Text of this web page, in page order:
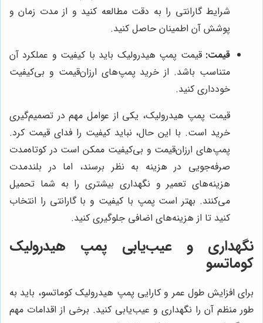
شرایط گارانتی را به دقت مطالعه کنید و از مدت زمان و
پوشش آن اطمینان حاصل کنید.
قیمت: قیمت پمپ هیدرولیک باید با کیفیت و عملکرد آن
متناسب باشد. از خرید پمپ‌های ارزان‌قیمت و بی‌کیفیت
خودداری کنید.
قیمت پمپ هیدرولیک، یکی از عوامل مهم در تصمیم‌گیری
خرید است. با این حال، نباید کیفیت را فدای قیمت کرد.
پمپ‌های ارزان‌قیمت و بی‌کیفیت ممکن است در کوتاه‌مدت
صرفه‌جویی در هزینه به نظر برسند، اما در بلندمدت
هزینه‌های تعمیر و نگهداری بیشتری را به شما تحمیل
می‌کنند. بهتر است پمپ با کیفیت و با گارانتی را انتخاب
کنید تا از هزینه‌های اضافی جلوگیری کنید.
نگهداری و عیب‌یابی پمپ هیدرولیک
کوماتسو
برای افزایش طول عمر و کارایی پمپ هیدرولیک کوماتسو، باید به
طور منظم آن را نگهداری و عیب‌یابی کنید. برخی از اقدامات مهم